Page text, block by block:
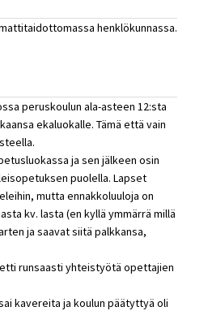
henklökunnassa.
peruskoulun ala-asteen 12:sta
ekaluokalle. Tämä että vain
ja sen jälkeen osin
puolella. Lapset
mutta ennakkoluuloja on
kv. lasta (en kyllä ymmärrä millä
ja saavat siitä palkkansa,
runsaasti yhteistyötä opettajien
kavereita ja koulun päätyttyä oli